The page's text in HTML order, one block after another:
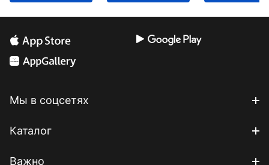
Мы в соцсетях
Каталог
Важно